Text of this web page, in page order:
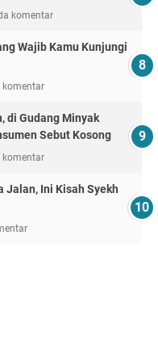
komentar
Wajib Kamu Kunjungi
komentar
di Gudang Minyak
Sebut Kosong
komentar
Jalan, Ini Kisah Syekh